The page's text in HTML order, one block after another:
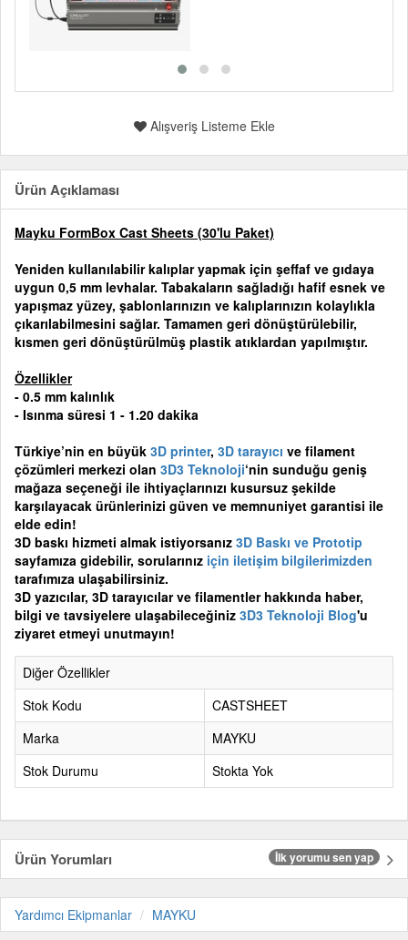
Alışveriş Listeme Ekle
Ürün Açıklaması
Mayku FormBox Cast Sheets (30'lu Paket)
Yeniden kullanılabilir kalıplar yapmak için şeffaf ve gıdaya
uygun 0,5 mm levhalar. Tabakaların sağladığı hafif esnek ve
yapışmaz yüzey, şablonlarınızın ve kalıplarınızın kolaylıkla
çıkarılabilmesini sağlar. Tamamen geri dönüştürülebilir,
kısmen geri dönüştürülmüş plastik atıklardan yapılmıştır.
Özellikler
- 0.5 mm kalınlık
- Isınma süresi 1 - 1.20 dakika
Türkiye’nin en büyük 3D printer, 3D tarayıcı ve filament
çözümleri merkezi olan 3D3 Teknoloji‘nin sunduğu geniş
mağaza seçeneği ile ihtiyaçlarınızı kusursuz şekilde
karşılayacak ürünlerinizi güven ve memnuniyet garantisi ile
elde edin!
3D baskı hizmeti almak istiyorsanız 3D Baskı ve Prototip
sayfamıza gidebilir, sorularınız için iletişim bilgilerimizden
tarafımıza ulaşabilirsiniz.
3D yazıcılar, 3D tarayıcılar ve filamentler hakkında haber,
bilgi ve tavsiyelere ulaşabileceğiniz 3D3 Teknoloji Blog'u
ziyaret etmeyi unutmayın!
Diğer Özellikler
Stok Kodu
CASTSHEET
Marka
MAYKU
Stok Durumu
Stokta Yok
Ürün Yorumları İlk yorumu sen yap
Yardımcı Ekipmanlar MAYKU